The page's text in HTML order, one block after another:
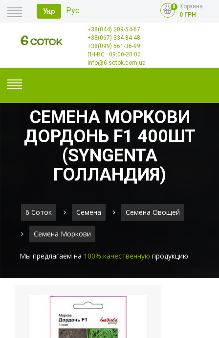
Укр Рус 0
Корзина
0 ГРН
Главная
Оплата
Доставка
+38(044) 209-54-67
+38(067) 334-84-48
+38(099) 561-36-99
ПН-ВС : 09:00-20:00
info@6-sotok.com.ua
СЕМЕНА МОРКОВИ
ДОРДОНЬ F1 400ШТ
(SYNGENTA
ГОЛЛАНДИЯ)
6 Соток Семена Семена Овощей
Семена Моркови
Мы предлагаем на 100% качественную продукцию